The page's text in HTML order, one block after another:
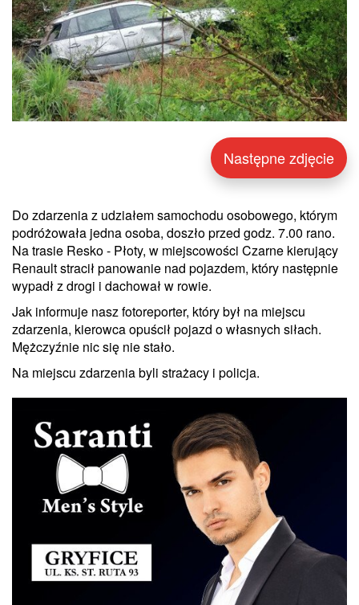
Następne zdjęcie
Do zdarzenia z udziałem samochodu osobowego, którym
podróżowała jedna osoba, doszło przed godz. 7.00 rano.
Na trasie Resko - Płoty, w miejscowości Czarne kierujący
Renault stracił panowanie nad pojazdem, który następnie
wypadł z drogi i dachował w rowie.
Jak informuje nasz fotoreporter, który był na miejscu
zdarzenia, kierowca opuścił pojazd o własnych siłach.
Mężczyźnie nic się nie stało.
Na miejscu zdarzenia byli strażacy i policja.